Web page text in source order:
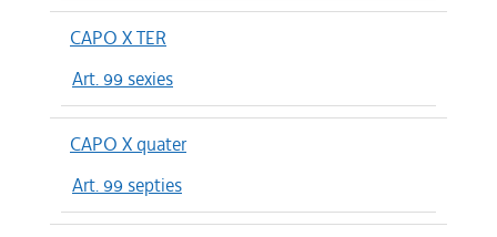
CAPO X TER
Art. 99 sexies
CAPO X quater
Art. 99 septies